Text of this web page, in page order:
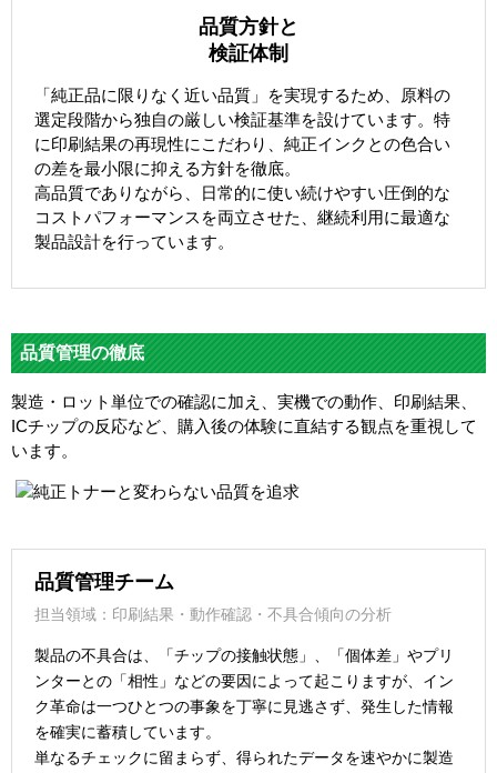
品質方針と
検証体制
「純正品に限りなく近い品質」を実現するため、原料の
選定段階から独自の厳しい検証基準を設けています。特
に印刷結果の再現性にこだわり、純正インクとの色合い
の差を最小限に抑える方針を徹底。
高品質でありながら、日常的に使い続けやすい圧倒的な
コストパフォーマンスを両立させた、継続利用に最適な
製品設計を行っています。
品質管理の徹底
製造・ロット単位での確認に加え、実機での動作、印刷結果、
ICチップの反応など、購入後の体験に直結する観点を重視して
います。
品質管理チーム
担当領域：印刷結果・動作確認・不具合傾向の分析
製品の不具合は、「チップの接触状態」、「個体差」やプリ
ンターとの「相性」などの要因によって起こりますが、イン
ク革命は一つひとつの事象を丁寧に見逃さず、発生した情報
を確実に蓄積しています。
単なるチェックに留まらず、得られたデータを速やかに製造